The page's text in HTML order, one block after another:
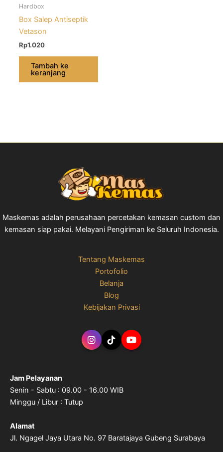
Hardbox
Box Salep Antiseptik
Vetason
Rp1.020
Tambah ke
keranjang
Maskemas adalah perusahaan percetakan kemasan custom dan
kemasan siap pakai. Melayani Pengiriman ke Seluruh Indonesia.
Tentang Maskemas
Portofolio
Belanja
Blog
Kebijakan Privasi
Jam Pelayanan
Senin - Sabtu : 09.00 - 16.00 WIB
Minggu / Libur : Tutup
Alamat
Jl. Ngagel Jaya Utara No. 97 Baratajaya Gubeng Surabaya